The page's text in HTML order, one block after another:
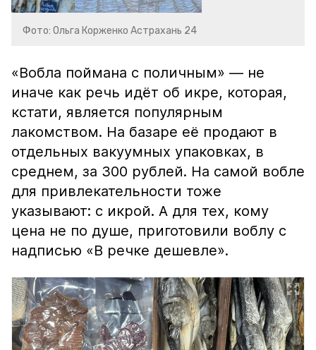
Фото: Ольга Корженко Астрахань 24
«Вобла поймана с поличным» — не
иначе как речь идёт об икре, которая,
кстати, является популярным
лакомством. На базаре её продают в
отдельных вакуумных упаковках, в
среднем, за 300 рублей. На самой вобле
для привлекательности тоже
указывают: с икрой. А для тех, кому
цена не по душе, приготовили воблу с
надписью «В речке дешевле».